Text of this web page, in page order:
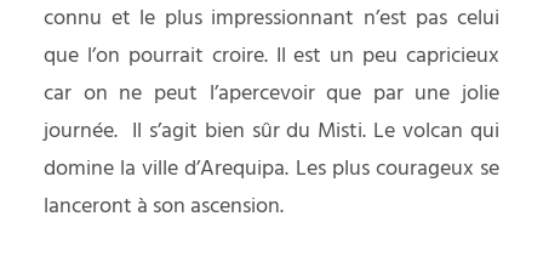
connu et le plus impressionnant n’est pas celui
que l’on pourrait croire. Il est un peu capricieux
car on ne peut l’apercevoir que par une jolie
journée. Il s’agit bien sûr du Misti. Le volcan qui
domine la ville d’Arequipa. Les plus courageux se
lanceront à son ascension.